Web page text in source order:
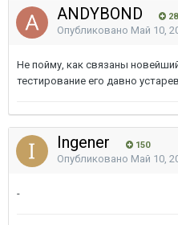
ANDYBOND
Опубликовано Май 10,
Не пойму, как связаны
тестирование его давно
Ingener 150
Опубликовано Май 10,
-